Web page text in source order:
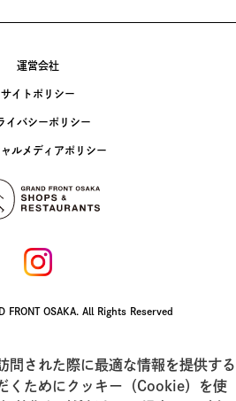
運営会社
サイトポリシー
イバシーポリシー
ャルメディアポリシー
FRONT OSAKA. All Rights Reserved
問された際に最適な情報を提供する
くためにクッキー（Cookie）を使